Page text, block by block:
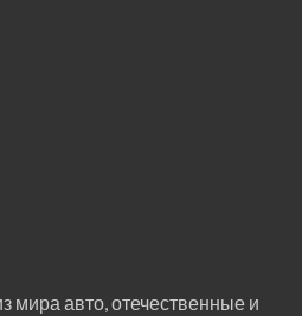
мира авто, отечественные и